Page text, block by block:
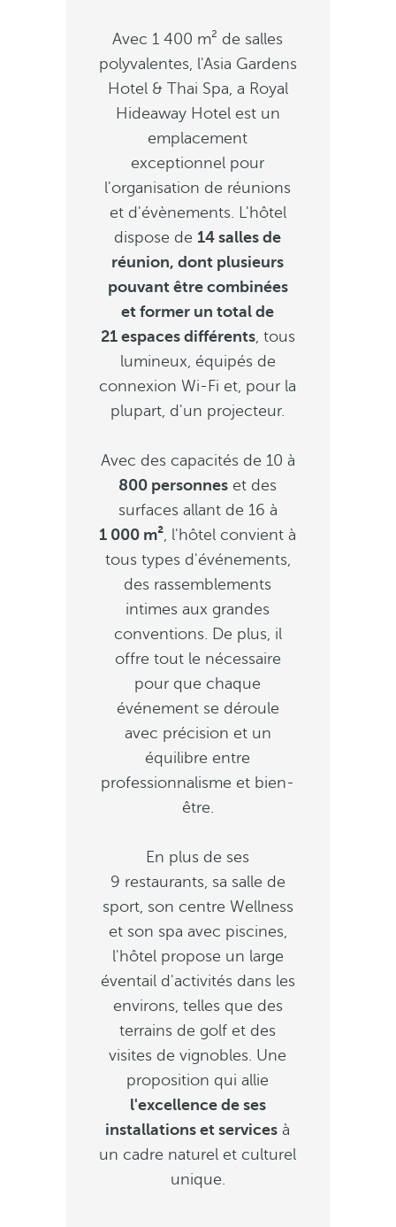
Avec 1 400 m² de salles
polyvalentes, l'Asia Gardens
Hotel & Thai Spa, a Royal
Hideaway Hotel est un
emplacement
exceptionnel pour
l'organisation de réunions
et d'évènements. L'hôtel
dispose de 14 salles de
réunion, dont plusieurs
pouvant être combinées
et former un total de
21 espaces différents, tous
lumineux, équipés de
connexion Wi-Fi et, pour la
plupart, d'un projecteur.
Avec des capacités de 10 à
800 personnes et des
surfaces allant de 16 à
1 000 m², l'hôtel convient à
tous types d'événements,
des rassemblements
intimes aux grandes
conventions. De plus, il
offre tout le nécessaire
pour que chaque
événement se déroule
avec précision et un
équilibre entre
professionnalisme et bien-
être.
En plus de ses
9 restaurants, sa salle de
sport, son centre Wellness
et son spa avec piscines,
l'hôtel propose un large
éventail d'activités dans les
environs, telles que des
terrains de golf et des
visites de vignobles. Une
proposition qui allie
l'excellence de ses
installations et services à
un cadre naturel et culturel
unique.